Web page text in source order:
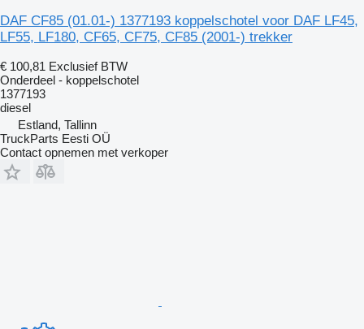
DAF CF85 (01.01-) 1377193 koppelschotel voor DAF LF45,
LF55, LF180, CF65, CF75, CF85 (2001-) trekker
€ 100,81 Exclusief BTW
Onderdeel - koppelschotel
1377193
diesel
Estland, Tallinn
TruckParts Eesti OÜ
Contact opnemen met verkoper